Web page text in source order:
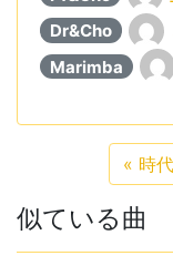
Dr&Cho
Marimba
« 時
似ている曲